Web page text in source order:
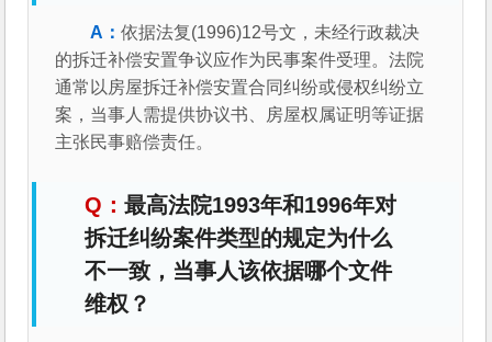
依据法复(1996)12号文，未经行政裁决
的拆迁补偿安置争议应作为民事案件受理。法院
通常以房屋拆迁补偿安置合同纠纷或侵权纠纷立
案，当事人需提供协议书、房屋权属证明等证据
主张民事赔偿责任。
最高法院1993年和1996年对
拆迁纠纷案件类型的规定为什么
不一致，当事人该依据哪个文件
维权？